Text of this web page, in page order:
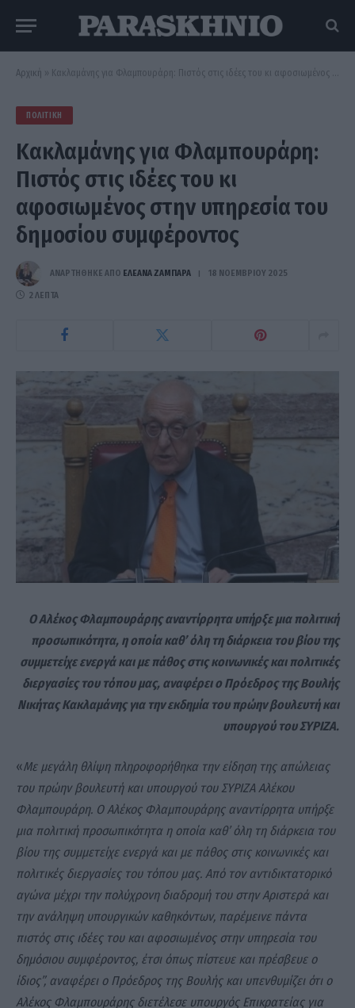
Αρχική » Κακλαμάνης για Φλαμπουράρη: Πιστός στις ιδέες του κι αφοσιωμένος στην υπηρεσία του δημοσίου συμφέροντος
ΠΟΛΙΤΙΚΉ
Κακλαμάνης για Φλαμπουράρη:
Πιστός στις ιδέες του κι
αφοσιωμένος στην υπηρεσία του
δημοσίου συμφέροντος
ΑΝΑΡΤΗΘΗΚΕ ΑΠΟ ΕΛΕΑΝΑ ΖΑΜΠΑΡΑ 18 ΝΟΕΜΒΡΊΟΥ 2025
2 ΛΕΠΤΆ
Ο Αλέκος Φλαμπουράρης αναντίρρητα υπήρξε μια πολιτική
προσωπικότητα, η οποία καθ’ όλη τη διάρκεια του βίου της
συμμετείχε ενεργά και με πάθος στις κοινωνικές και πολιτικές
διεργασίες του τόπου μας, αναφέρει ο Πρόεδρος της Βουλής
Νικήτας Κακλαμάνης για την εκδημία του πρώην βουλευτή και
υπουργού του ΣΥΡΙΖΑ.
«Με μεγάλη θλίψη πληροφορήθηκα την είδηση της απώλειας
του πρώην βουλευτή και υπουργού του ΣΥΡΙΖΑ Αλέκου
Φλαμπουράρη. Ο Αλέκος Φλαμπουράρης αναντίρρητα υπήρξε
μια πολιτική προσωπικότητα η οποία καθ’ όλη τη διάρκεια του
βίου της συμμετείχε ενεργά και με πάθος στις κοινωνικές και
πολιτικές διεργασίες του τόπου μας. Από τον αντιδικτατορικό
αγώνα μέχρι την πολύχρονη διαδρομή του στην Αριστερά και
την ανάληψη υπουργικών καθηκόντων, παρέμεινε πάντα
πιστός στις ιδέες του και αφοσιωμένος στην υπηρεσία του
δημόσιου συμφέροντος, έτσι όπως πίστευε και πρέσβευε ο
ίδιος”, αναφέρει ο Πρόεδρος της Βουλής και υπενθυμίζει ότι ο
Αλέκος Φλαμπουράρης διετέλεσε υπουργός Επικρατείας για